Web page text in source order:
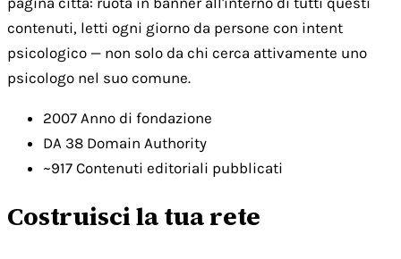
contenuti, letti ogni giorno da persone con intent
psicologico — non solo da chi cerca attivamente uno
psicologo nel suo comune.
2007 Anno di fondazione
DA 38 Domain Authority
~917 Contenuti editoriali pubblicati
Costruisci la tua rete